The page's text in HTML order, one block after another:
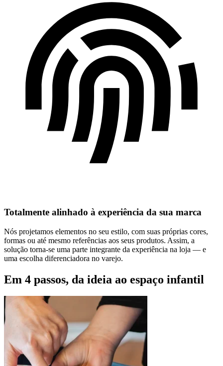
Totalmente alinhado à experiência da sua marca
Nós projetamos elementos no seu estilo, com suas próprias cores,
formas ou até mesmo referências aos seus produtos. Assim, a
solução torna-se uma parte integrante da experiência na loja — e
uma escolha diferenciadora no varejo.
Em 4 passos, da ideia ao espaço infantil